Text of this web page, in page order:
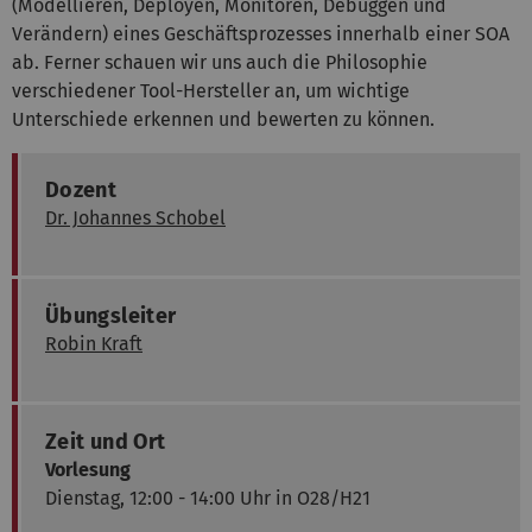
(Modellieren, Deployen, Monitoren, Debuggen und
Verändern) eines Geschäftsprozesses innerhalb einer SOA
ab. Ferner schauen wir uns auch die Philosophie
verschiedener Tool-Hersteller an, um wichtige
Unterschiede erkennen und bewerten zu können.
Dozent
Dr. Johannes Schobel
Übungsleiter
Robin Kraft
Zeit und Ort
Vorlesung
Dienstag, 12:00 - 14:00 Uhr in O28/H21